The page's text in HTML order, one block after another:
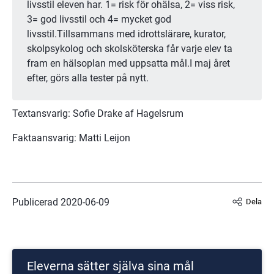
livsstil eleven har. 1= risk för ohälsa, 2= viss risk,
3= god livsstil och 4= mycket god
livsstil.Tillsammans med idrottslärare, kurator,
skolpsykolog och skolsköterska får varje elev ta
fram en hälsoplan med uppsatta mål.I maj året
efter, görs alla tester på nytt.
Textansvarig: Sofie Drake af Hagelsrum
Faktaansvarig: Matti Leijon
Publicerad 2020-06-09 Dela
Eleverna sätter själva sina mål